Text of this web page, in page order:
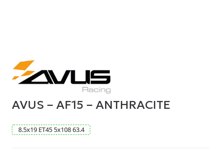
AVUS – AF15 – ANTHRACITE
8.5x19 ET45 5x10863.4